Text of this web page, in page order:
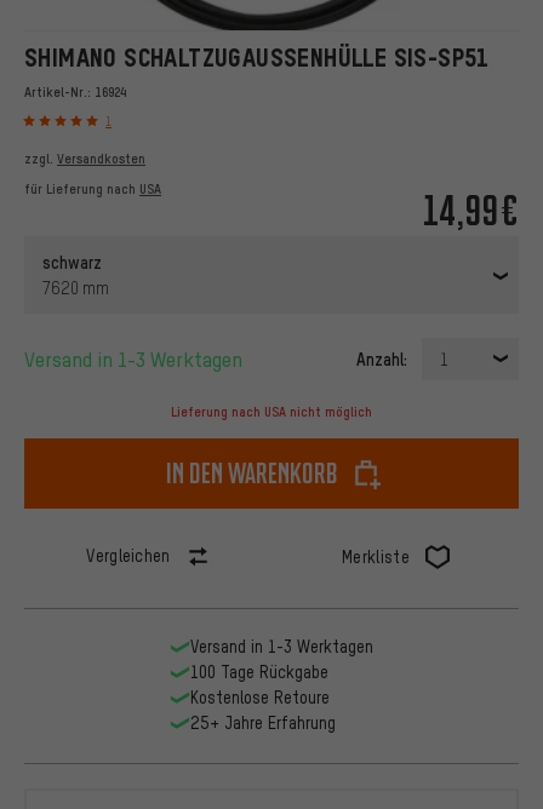
SHIMANO SCHALTZUGAUSSENHÜLLE SIS-SP51
Artikel-Nr.: 16924
1
14,99€
zzgl. Versandkosten
für Lieferung nach USA
schwarz
7620 mm
Versand in 1-3 Werktagen Anzahl: 1
Lieferung nach USA nicht möglich
In den Warenkorb
Vergleichen Merkliste
Versand in 1-3 Werktagen
100 Tage Rückgabe
Kostenlose Retoure
25+ Jahre Erfahrung